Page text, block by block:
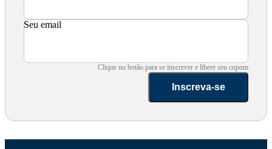
Seu email
Clique no botão para se inscrever e libere seu cupom
Inscreva-se